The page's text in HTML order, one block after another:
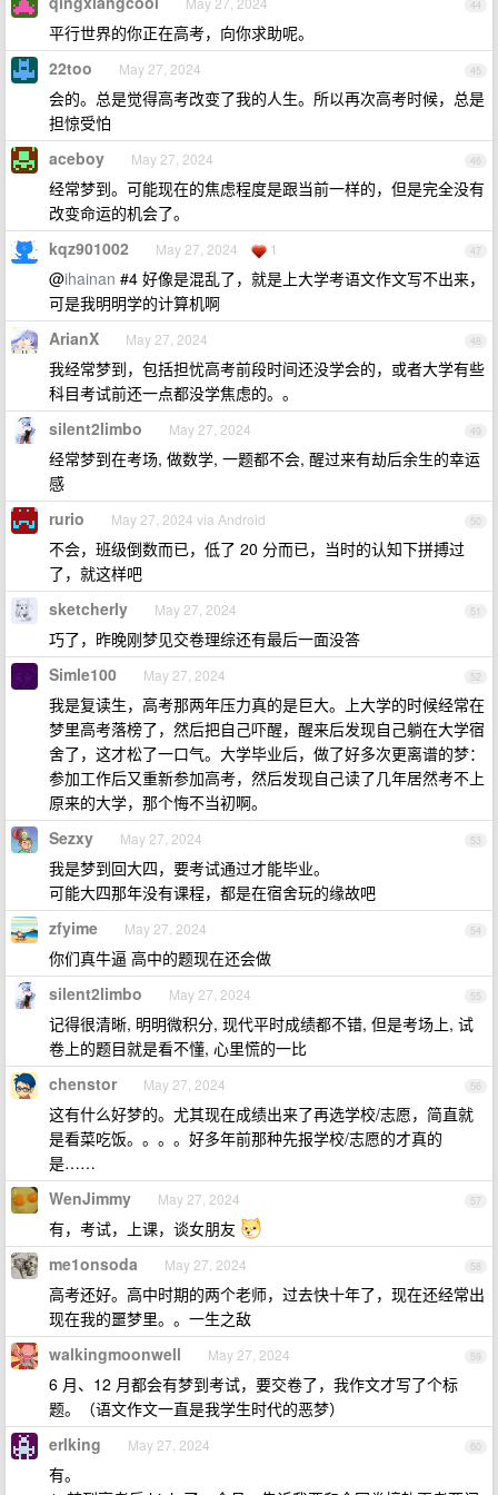
44
平行世界的你正在高考，向你求助呢。
45
22too May 27, 2024
会的。总是觉得高考改变了我的人生。所以再次高考时候，总是
担惊受怕
46
aceboy May 27, 2024
经常梦到。可能现在的焦虑程度是跟当前一样的，但是完全没有
改变命运的机会了。
47
kqz901002 May 27, 2024 1
@ihainan #4 好像是混乱了，就是上大学考语文作文写不出来，
可是我明明学的计算机啊
48
ArianX May 27, 2024
我经常梦到，包括担忧高考前段时间还没学会的，或者大学有些
科目考试前还一点都没学焦虑的。。
49
silent2limbo May 27, 2024
经常梦到在考场, 做数学, 一题都不会, 醒过来有劫后余生的幸运
感
50
rurio May 27, 2024 via Android
不会，班级倒数而已，低了 20 分而已，当时的认知下拼搏过
了，就这样吧
51
sketcherly May 27, 2024
巧了，昨晚刚梦见交卷理综还有最后一面没答
52
Simle100 May 27, 2024
我是复读生，高考那两年压力真的是巨大。上大学的时候经常在
梦里高考落榜了，然后把自己吓醒，醒来后发现自己躺在大学宿
舍了，这才松了一口气。大学毕业后，做了好多次更离谱的梦：
参加工作后又重新参加高考，然后发现自己读了几年居然考不上
原来的大学，那个悔不当初啊。
53
Sezxy May 27, 2024
我是梦到回大四，要考试通过才能毕业。
可能大四那年没有课程，都是在宿舍玩的缘故吧
54
zfyime May 27, 2024
你们真牛逼 高中的题现在还会做
55
silent2limbo May 27, 2024
记得很清晰, 明明微积分, 现代平时成绩都不错, 但是考场上, 试
卷上的题目就是看不懂, 心里慌的一比
56
chenstor May 27, 2024
这有什么好梦的。尤其现在成绩出来了再选学校/志愿，简直就
是看菜吃饭。。。。好多年前那种先报学校/志愿的才真的
是……
57
WenJimmy May 27, 2024
有，考试，上课，谈女朋友
58
me1onsoda May 27, 2024
高考还好。高中时期的两个老师，过去快十年了，现在还经常出
现在我的噩梦里。。一生之敌
59
walkingmoonwell May 27, 2024
6 月、12 月都会有梦到考试，要交卷了，我作文才写了个标
题。（语文作文一直是我学生时代的恶梦）
60
erlking May 27, 2024
有。